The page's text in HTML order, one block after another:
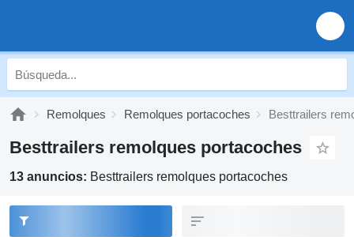
Remolques Remolques portacoches Besttrailers
Besttrailers remolques portacoches
13 anuncios: Besttrailers remolques portacoches